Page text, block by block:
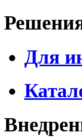
Для